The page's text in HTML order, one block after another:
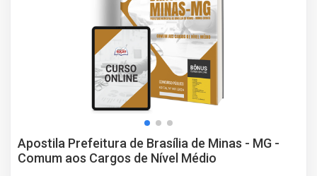
Apostila Prefeitura de Brasília de Minas - MG -
Comum aos Cargos de Nível Médio